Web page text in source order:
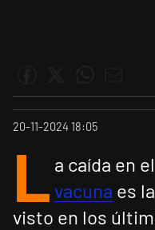
20-11-2024 18:05
L a caída en
vacuna es
visto en los